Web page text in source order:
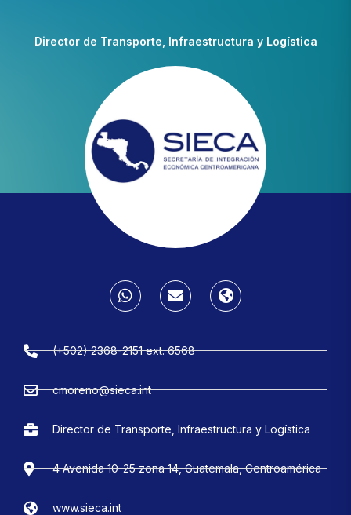
Director de Transporte, Infraestructura y Logística
(+502) 2368-2151 ext. 6568
cmoreno@sieca.int
Director de Transporte, Infraestructura y Logística
4 Avenida 10-25 zona 14, Guatemala, Centroamérica
www.sieca.int